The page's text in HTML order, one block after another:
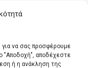
να σας προσφέρουμε
"Αποδοχή", αποδέχεστε
ή η ανάκληση της